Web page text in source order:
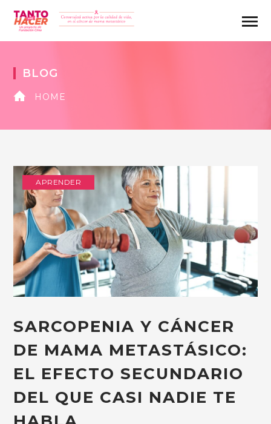
BLOG
HOME
APRENDER
SARCOPENIA Y CÁNCER
DE MAMA METASTÁSICO:
EL EFECTO SECUNDARIO
DEL QUE CASI NADIE TE